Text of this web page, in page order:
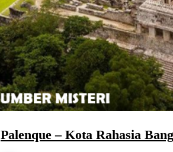
Palenque – Kota Rahasia